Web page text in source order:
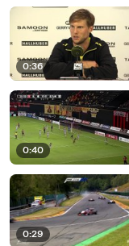
0:36
0:40
0:29